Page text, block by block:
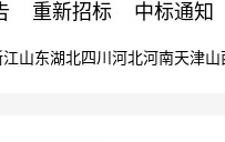
重新招标 中标通知
江山东湖北四川 河北河南天津山